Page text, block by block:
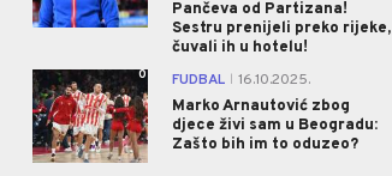
Pančeva od Partizana!
Sestru prenijeli preko rijeke,
čuvali ih u hotelu!
0 FUDBAL
16.10.2025.
Marko Arnautović zbog
djece živi sam u Beogradu:
Zašto bih im to oduzeo?